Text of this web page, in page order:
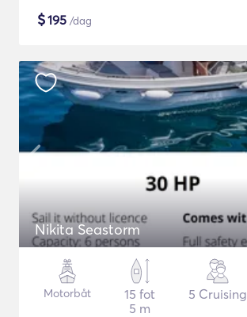
$195 /dag
Nikita Seastorm
Motorbåt
15 fot
5 m
5 Cruising